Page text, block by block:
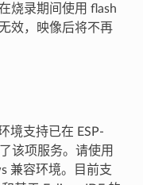
烧录期间使用 flash
效，映像后将不再
境支持已在 ESP-
该项服务。请使用
兼容环境。目前支